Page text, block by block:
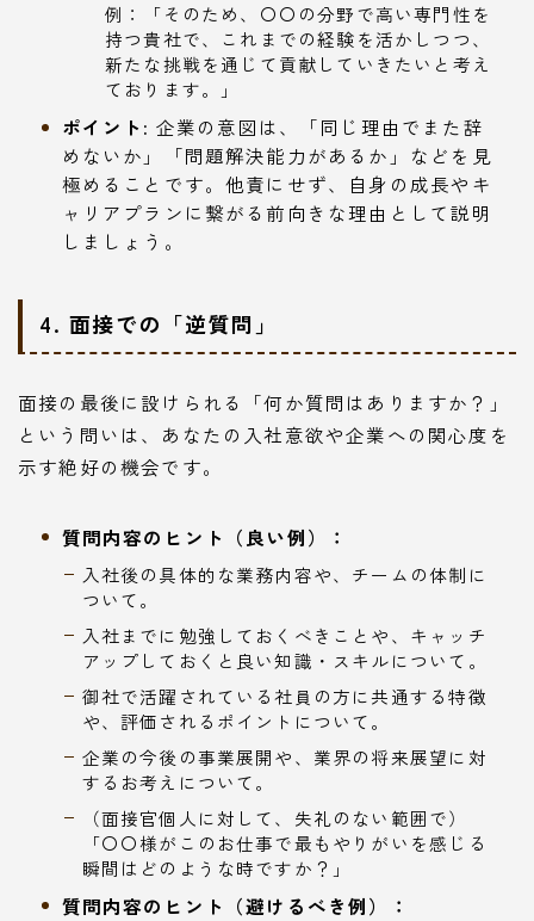
例：「そのため、〇〇の分野で高い専門性を
持つ貴社で、これまでの経験を活かしつつ、
新たな挑戦を通じて貢献していきたいと考え
ております。」
ポイント: 企業の意図は、「同じ理由でまた辞
めないか」「問題解決能力があるか」などを見
極めることです。他責にせず、自身の成長やキ
ャリアプランに繋がる前向きな理由として説明
しましょう。
4. 面接での「逆質問」
面接の最後に設けられる「何か質問はありますか？」
という問いは、あなたの入社意欲や企業への関心度を
示す絶好の機会です。
質問内容のヒント（良い例）：
入社後の具体的な業務内容や、チームの体制に
ついて。
入社までに勉強しておくべきことや、キャッチ
アップしておくと良い知識・スキルについて。
御社で活躍されている社員の方に共通する特徴
や、評価されるポイントについて。
企業の今後の事業展開や、業界の将来展望に対
するお考えについて。
（面接官個人に対して、失礼のない範囲で）
「〇〇様がこのお仕事で最もやりがいを感じる
瞬間はどのような時ですか？」
質問内容のヒント（避けるべき例）：